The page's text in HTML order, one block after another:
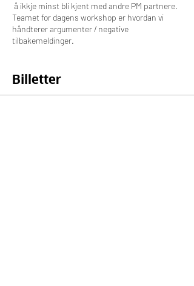
å ikkje minst bli kjent med andre PM partnere.
Teamet for dagens workshop er hvordan vi
håndterer argumenter / negative
tilbakemeldinger.
Billetter